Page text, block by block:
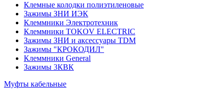
Клемные колодки полиэтиленовые
Зажимы ЗНИ ИЭК
Клеммники Электротехник
Клеммники TOKOV ELECTRIC
Зажимы ЗНИ и аксессуары TDM
Зажимы "КРОКОДИЛ"
Клеммники General
Зажимы 3КВК
Муфты кабельные